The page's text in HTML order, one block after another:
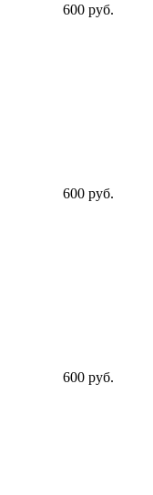
600 руб.
600 руб.
600 руб.